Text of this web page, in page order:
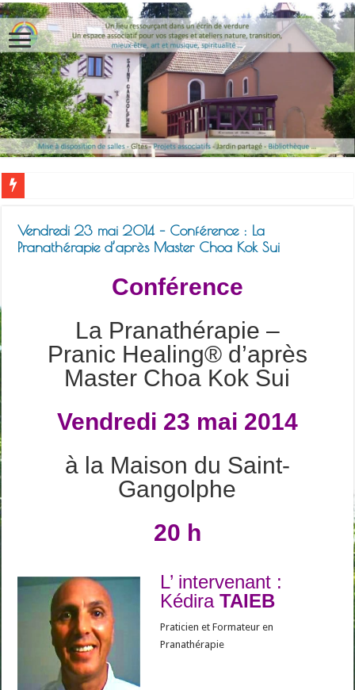
Vendredi 23 mai 2014 – Conférence : La
Pranathérapie d’après Master Choa Kok Sui
Conférence
La Pranathérapie –
Pranic Healing® d’après
Master Choa Kok Sui
Vendredi 23 mai 2014
à la Maison du Saint-
Gangolphe
20 h
L’ intervenant :
KédiraTAIEB
Praticien et Formateur en
Pranathérapie